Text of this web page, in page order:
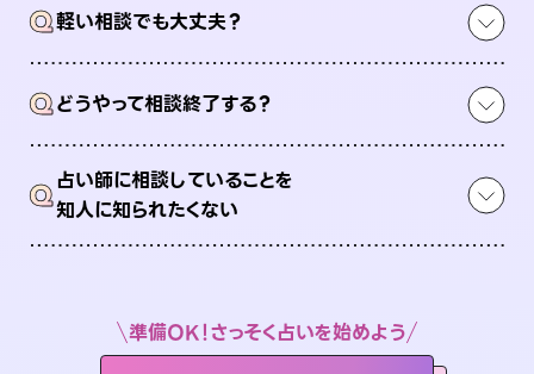
Q軽い相談でも大丈夫？
Qどうやって相談終了する？
Q占い師に相談していることを
知人に知られたくない
準備OK！さっそく占いを始めよう